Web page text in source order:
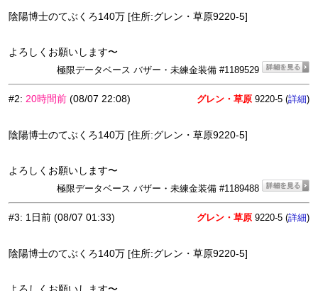
陰陽博士のてぶくろ140万 [住所:グレン・草原9220-5]
よろしくお願いします〜
極限データベース バザー・未練金装備 #1189529
#2: 20時間前 (08/07 22:08) グレン・草原 9220-5 (詳細)
陰陽博士のてぶくろ140万 [住所:グレン・草原9220-5]
よろしくお願いします〜
極限データベース バザー・未練金装備 #1189488
#3: 1日前 (08/07 01:33) グレン・草原 9220-5 (詳細)
陰陽博士のてぶくろ140万 [住所:グレン・草原9220-5]